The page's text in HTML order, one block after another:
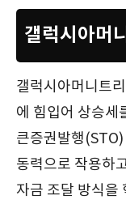
갤럭시아머
갤럭시아머니트
에 힘입어 상승세
큰증권발행
동력으로 작용하
자금 조달 방식을